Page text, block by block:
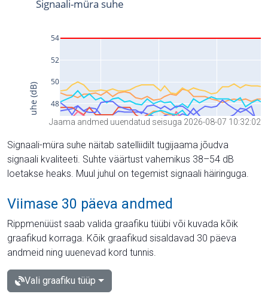
Jaama andmed uuendatud seisuga 2026-08-07 10:32:02
Signaali-müra suhe näitab satelliidilt tugijaama jõudva
signaali kvaliteeti. Suhte väärtust vahemikus 38–54 dB
loetakse heaks. Muul juhul on tegemist signaali häiringuga.
Viimase 30 päeva andmed
Rippmenüüst saab valida graafiku tüübi või kuvada kõik
graafikud korraga. Kõik graafikud sisaldavad 30 päeva
andmeid ning uuenevad kord tunnis.
Vali graafiku tüüp